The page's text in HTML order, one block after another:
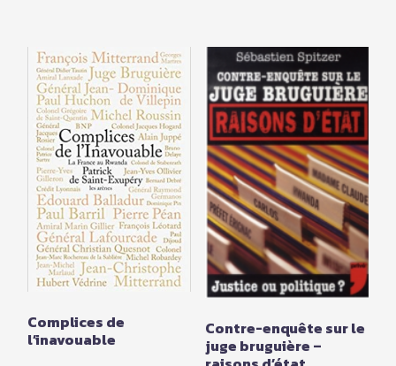
Complices de
l’inavouable
Contre-enquête sur le
juge bruguière –